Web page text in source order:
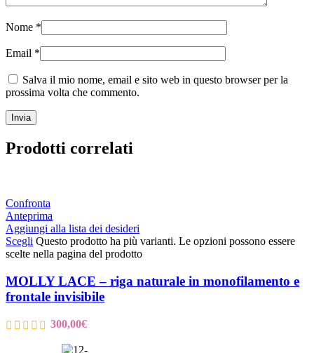
Nome *
Email *
Salva il mio nome, email e sito web in questo browser per la
prossima volta che commento.
Prodotti correlati
Confronta
Anteprima
Aggiungi alla lista dei desideri
Scegli Questo prodotto ha più varianti. Le opzioni possono essere
scelte nella pagina del prodotto
MOLLY LACE – riga naturale in monofilamento e
frontale invisibile
300,00€